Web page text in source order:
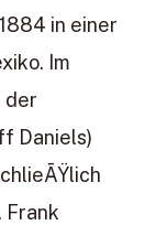
in einer
Im
der
Daniels)
Frank